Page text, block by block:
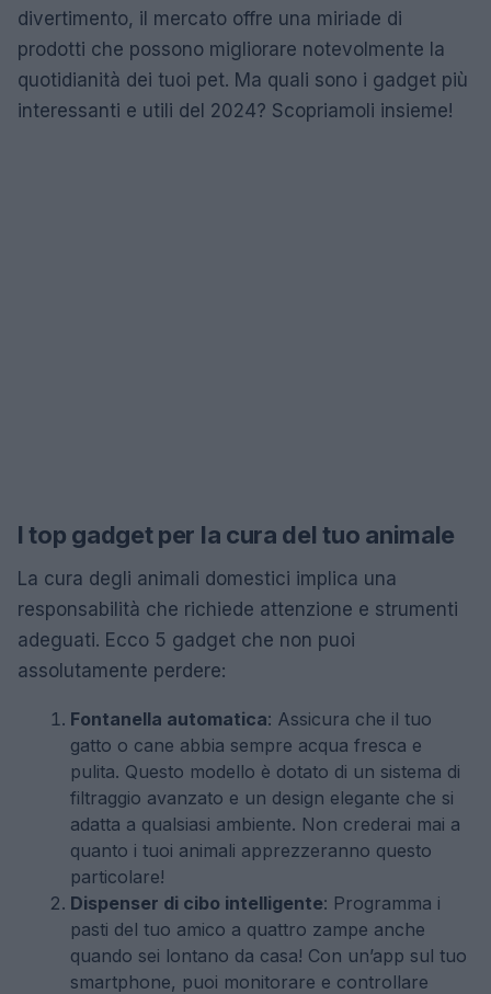
divertimento, il mercato offre una miriade di
prodotti che possono migliorare notevolmente la
quotidianità dei tuoi pet. Ma quali sono i gadget più
interessanti e utili del 2024? Scopriamoli insieme!
I top gadget per la cura del tuo animale
La cura degli animali domestici implica una
responsabilità che richiede attenzione e strumenti
adeguati. Ecco 5 gadget che non puoi
assolutamente perdere:
Fontanella automatica: Assicura che il tuo
gatto o cane abbia sempre acqua fresca e
pulita. Questo modello è dotato di un sistema di
filtraggio avanzato e un design elegante che si
adatta a qualsiasi ambiente. Non crederai mai a
quanto i tuoi animali apprezzeranno questo
particolare!
Dispenser di cibo intelligente: Programma i
pasti del tuo amico a quattro zampe anche
quando sei lontano da casa! Con un’app sul tuo
smartphone, puoi monitorare e controllare